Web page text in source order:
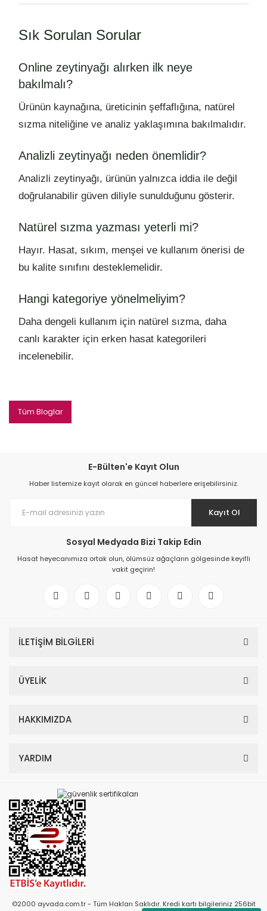
Sık Sorulan Sorular
Online zeytinyağı alırken ilk neye
bakılmalı?
Ürünün kaynağına, üreticinin şeffaflığına, natürel
sızma niteliğine ve analiz yaklaşımına bakılmalıdır.
Analizli zeytinyağı neden önemlidir?
Analizli zeytinyağı, ürünün yalnızca iddia ile değil
doğrulanabilir güven diliyle sunulduğunu gösterir.
Natürel sızma yazması yeterli mi?
Hayır. Hasat, sıkım, menşei ve kullanım önerisi de
bu kalite sınıfını desteklemelidir.
Hangi kategoriye yönelmeliyim?
Daha dengeli kullanım için natürel sızma, daha
canlı karakter için erken hasat kategorileri
incelenebilir.
Tüm Bloglar
E-Bülten'e Kayıt Olun
Haber listemize kayıt olarak en güncel haberlere erişebilirsiniz.
Kayıt Ol
Sosyal Medyada Bizi Takip Edin
Hasat heyecanımıza ortak olun, ölümsüz ağaçların gölgesinde keyifli
vakit geçirin!
İLETİŞİM BİLGİLERİ
ÜYELİK
HAKKIMIZDA
YARDIM
©2000 ayvada.com.tr - Tüm Hakları Saklıdır. Kredi kartı bilgileriniz 256bit